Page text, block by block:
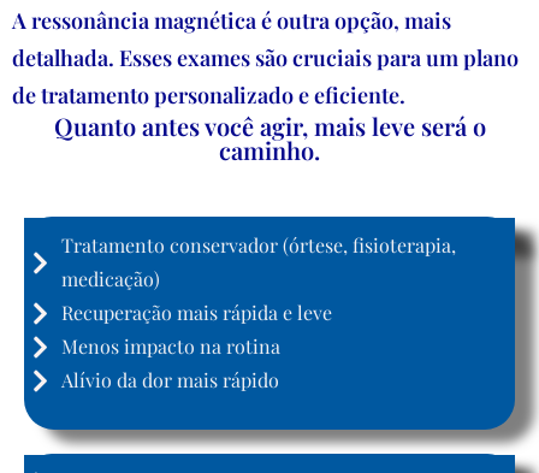
A ressonância magnética é outra opção, mais
detalhada. Esses exames são cruciais para um plano
de tratamento personalizado e eficiente.
Quanto antes você agir, mais leve será o
caminho.
Diagnóstico Precoce
Tratamento conservador (órtese, fisioterapia,
medicação)
Recuperação mais rápida e leve
Menos impacto na rotina
Alívio da dor mais rápido